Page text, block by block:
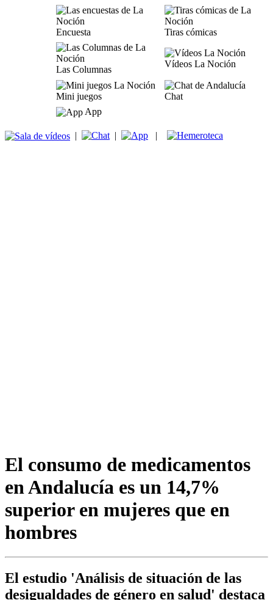
Encuesta Tiras cómicas
Las Columnas
Vídeos La Noción
Mini juegos
Chat
App
| | |
El consumo de medicamentos
en Andalucía es un 14,7%
superior en mujeres que en
hombres
El estudio 'Análisis de situación de las
desigualdades de género en salud' destaca